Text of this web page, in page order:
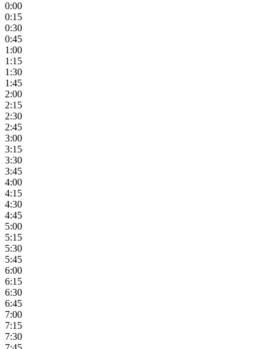
0:00
0:15
0:30
0:45
1:00
1:15
1:30
1:45
2:00
2:15
2:30
2:45
3:00
3:15
3:30
3:45
4:00
4:15
4:30
4:45
5:00
5:15
5:30
5:45
6:00
6:15
6:30
6:45
7:00
7:15
7:30